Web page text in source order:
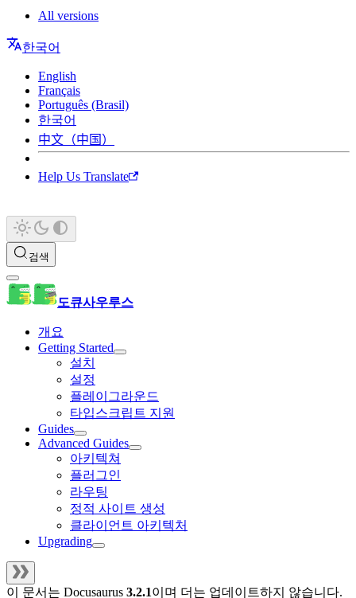
All versions
한국어
English
Français
Português (Brasil)
한국어
中文（中国）
Help Us Translate
검색
도큐사우루스
개요
Getting Started
설치
설정
플레이그라운드
타입스크립트 지원
Guides
Advanced Guides
아키텍쳐
플러그인
라우팅
정적 사이트 생성
클라이언트 아키텍처
Upgrading
이 문서는 Docusaurus 3.2.1이며 더는 업데이트하지 않습니다.